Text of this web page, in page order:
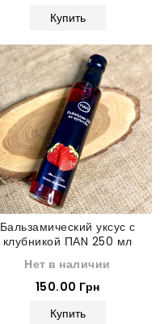
Купить
Бальзамический уксус с
клубникой ПАN 250 мл
Нет в наличии
150.00 Грн
Купить